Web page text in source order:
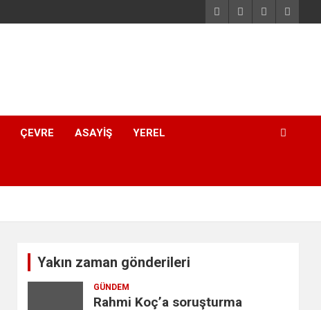
ÇEVRE ASAYIŞ YEREL
Yakın zaman gönderileri
GÜNDEM
Rahmi Koç’a soruşturma